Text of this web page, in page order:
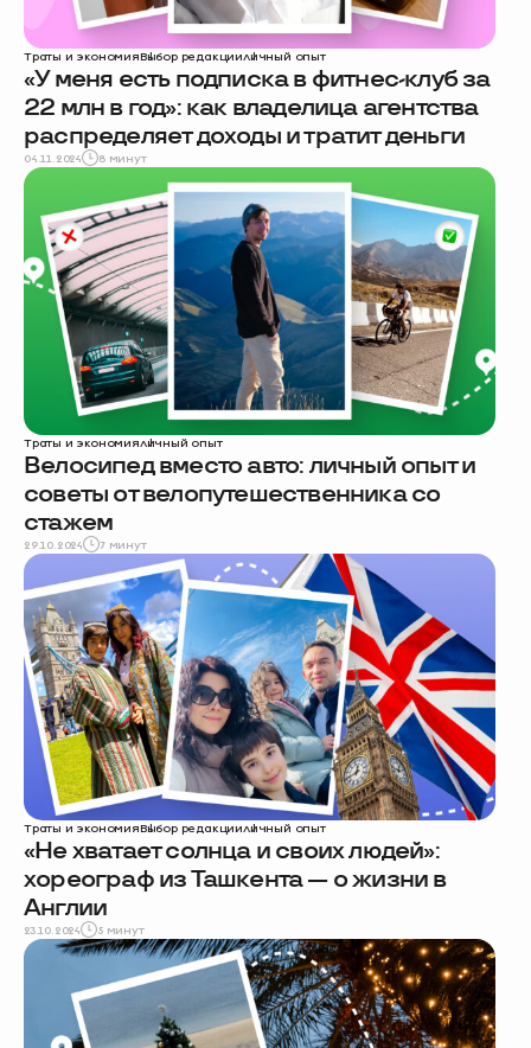
Траты и экономияВыбор редакцииличный опыт
«У меня есть подписка в фитнес-клуб за
22 млн в год»: как владелица агентства
распределяет доходы и тратит деньги
04.11.2024 8 минут
Траты и экономияличный опыт
Велосипед вместо авто: личный опыт и
советы от велопутешественника со
стажем
29.10.2024 7 минут
Траты и экономияВыбор редакцииличный опыт
«Не хватает солнца и своих людей»:
хореограф из Ташкента — о жизни в
Англии
23.10.2024 5 минут